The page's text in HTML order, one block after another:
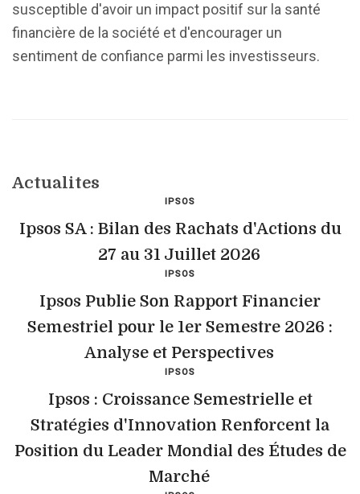
susceptible d'avoir un impact positif sur la santé
financière de la société et d'encourager un
sentiment de confiance parmi les investisseurs.
Actualites
IPSOS
Ipsos SA : Bilan des Rachats d'Actions du
27 au 31 Juillet 2026
IPSOS
Ipsos Publie Son Rapport Financier
Semestriel pour le 1er Semestre 2026 :
Analyse et Perspectives
IPSOS
Ipsos : Croissance Semestrielle et
Stratégies d'Innovation Renforcent la
Position du Leader Mondial des Études de
Marché